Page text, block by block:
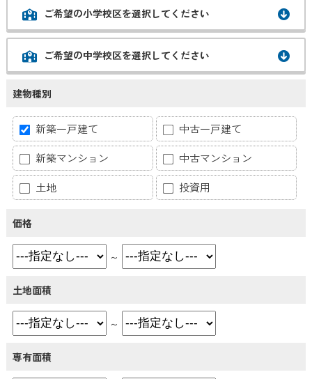
ご希望の小学校区を選択してください
ご希望の中学校区を選択してください
建物種別
新築一戸建て
中古一戸建て
新築マンション
中古マンション
土地
投資用
価格
～
土地面積
～
専有面積